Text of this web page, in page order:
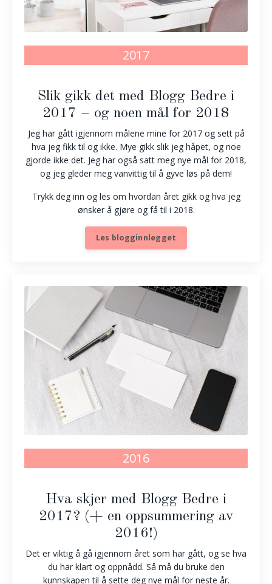
2017
Slik gikk det med Blogg Bedre i
2017 – og noen mål for 2018
Jeg har gått igjennom målene mine for 2017 og sett på
hva jeg fikk til og ikke. Mye gikk slik jeg håpet, og noe
gjorde ikke det. Jeg har også satt meg nye mål for 2018,
og jeg gleder meg vanvittig til å gyve løs på dem!
Trykk deg inn og les om hvordan året gikk og hva jeg
ønsker å gjøre og få til i 2018.
Les blogginnlegget
2016
Hva skjer med Blogg Bedre i
2017? (+ en oppsummering av
2016!)
Det er viktig å gå igjennom året som har gått, og se hva
du har klart og oppnådd. Så må du bruke den
kunnskapen til å sette deg nye mål for neste år.